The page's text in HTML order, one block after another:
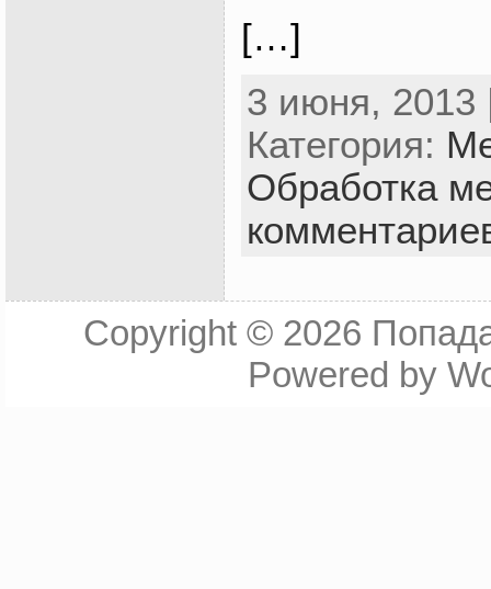
[…]
3 июня, 2013
Категория:
Обработка
Copyright © 2026
Powered by